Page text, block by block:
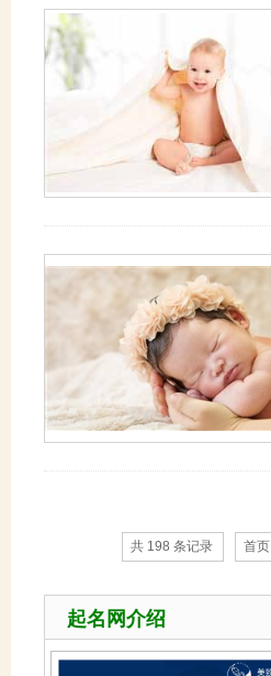
共 198 条记录 首页
起名网介绍